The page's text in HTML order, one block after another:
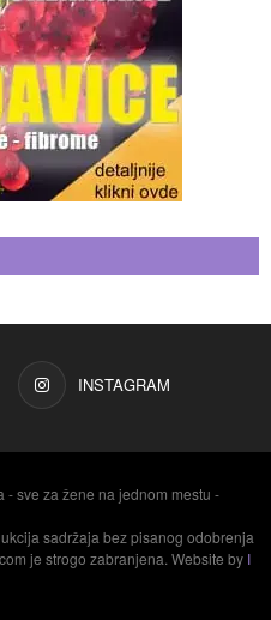
INSTAGRAM
sve za žene na jednom mestu -
sadržaja bez pisanog odobrenja
je strogo zabranjena. Website by I